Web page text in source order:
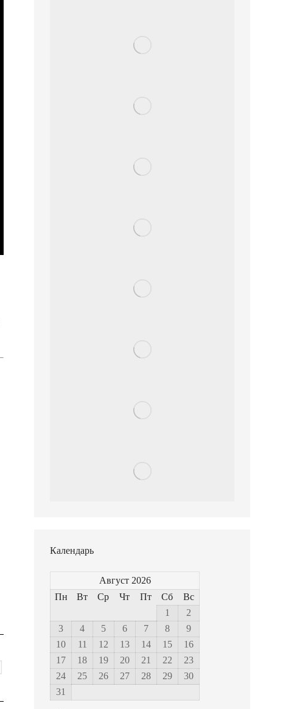
Календарь
Август 2026
Пн
Вт Ср Чт Пт Сб
Вс
1
2
3
4 5 6 7 8
9
10
11 12 13 14 15
16
17
18 19 20 21 22
23
24
25 26 27 28 29
30
31